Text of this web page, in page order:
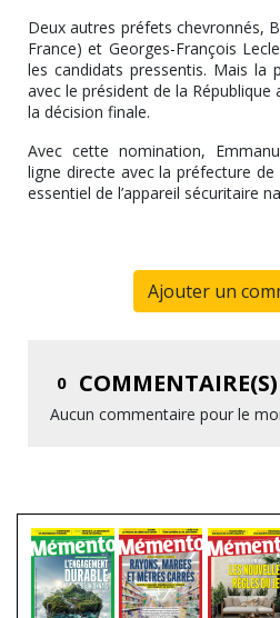
Deux autres préfets chevronnés,
France) et Georges-François
les candidats pressentis. Mais la
avec le président de la République
la décision finale.
Avec cette nomination,
ligne directe avec la préfecture
essentiel de l’appareil sécuritaire
Ajouter un
0 COMMENTAIRE(S)
Aucun commentaire pour le